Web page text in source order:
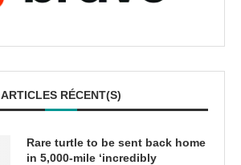
ARTICLES RÉCENT(S)
Rare turtle to be sent back home
in 5,000-mile ‘incredibly